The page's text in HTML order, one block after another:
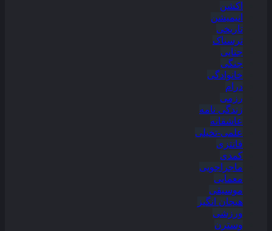
اکشن
انیمیشن
تاریخی
ترسناک
جنایی
جنگی
خانوادگی
درام
رزمی
زندگی نامه
عاشقانه
علمی-تخیلی
فانتزی
کمدی
ماجراجویی
معمایی
موسیقی
هیجان انگیز
ورزشی
وسترن